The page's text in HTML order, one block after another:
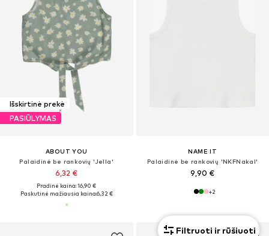
Išskirtinė prekė
PASIŪLYMAS
ABOUT YOU
Palaidinė be rankovių 'Jella'
6,32 €
Pradinė kaina: 16,90 €
Paskutinė mažiausia kaina:6,32 €
NAME IT
Palaidinė be rankovių 'NKFNakal'
9,90 €
+2
Filtruoti ir rūšiuoti